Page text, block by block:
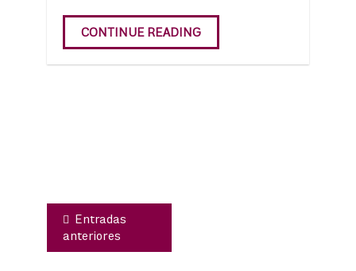
CONTINUE READING
Entradas
anteriores